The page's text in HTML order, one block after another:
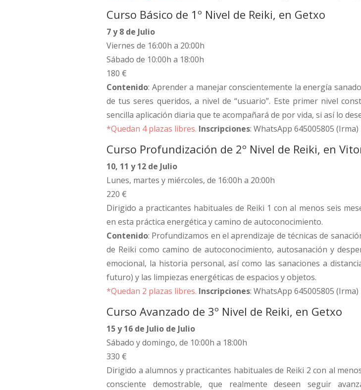
Curso Básico de 1º Nivel de Reiki, en Getxo
7 y 8 de Julio
Viernes de 16:00h a 20:00h
Sábado de 10:00h a 18:00h
180 €
Contenido: Aprender a manejar conscientemente la energía
de tus seres queridos, a nivel de “usuario”. Este primer nivel
sencilla aplicación diaria que te acompañará de por vida, si así lo
*Quedan 4 plazas libres. Inscripciones: WhatsApp 645005805 (Irma)
Curso Profundización de 2º Nivel de Reiki, en
10, 11 y 12 de Julio
Lunes, martes y miércoles, de 16:00h a 20:00h
220 €
Dirigido a practicantes habituales de Reiki 1 con al menos seis
en esta práctica energética y camino de autoconocimiento.
Contenido: Profundizamos en el aprendizaje de técnicas de
de Reiki como camino de autoconocimiento, autosanación y
emocional, la historia personal, así como las sanaciones a
futuro) y las limpiezas energéticas de espacios y objetos.
*Quedan 2 plazas libres. Inscripciones: WhatsApp 645005805 (Irma)
Curso Avanzado de 3º Nivel de Reiki, en Getxo
15 y 16 de Julio de Julio
Sábado y domingo, de 10:00h a 18:00h
330 €
Dirigido a alumnos y practicantes habituales de Reiki 2 con al
consciente demostrable, que realmente deseen seguir